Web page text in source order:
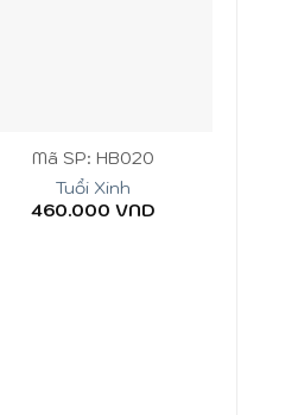
Mã SP: HB020
Tuổi Xinh
460.000 VND